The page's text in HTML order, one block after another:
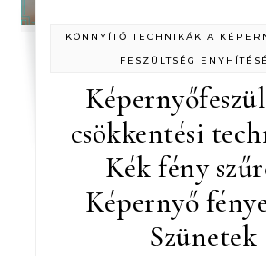
KÖNNYÍTŐ TECHNIKÁK A
FESZÜLTSÉG
csökkentési
Kék fény
Képernyő
Szünetek